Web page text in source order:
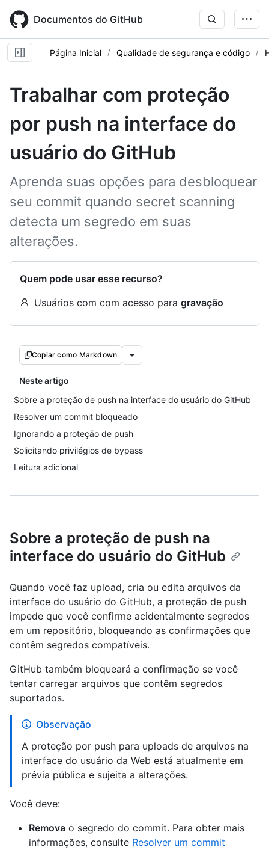
main
content
Documentos do GitHub
Página Inicial Qualidade de segurança e código
Trabalhar com proteção
por push na interface do
usuário do GitHub
Aprenda suas opções para desbloquear
seu commit quando secret scanning
detecta um segredo em suas
alterações.
Quem pode usar esse recurso?
Usuários com com acesso para gravação
Copiar como Markdown
Neste artigo
Sobre a proteção de push na interface do usuário do GitHub
Resolver um commit bloqueado
Ignorando a proteção de push
Solicitando privilégios de bypass
Leitura adicional
Sobre a proteção de push na
interface do usuário do GitHub
Quando você faz upload, cria ou edita arquivos da
interface do usuário do GitHub, a proteção de push
impede que você confirme acidentalmente segredos
em um repositório, bloqueando as confirmações que
contêm segredos compatíveis.
GitHub também bloqueará a confirmação se você
tentar carregar arquivos que contêm segredos
suportados.
Observação
A proteção por push para uploads de arquivos na
interface do usuário da Web está atualmente em
prévia pública e sujeita a alterações.
Você deve:
Remova o segredo do commit. Para obter mais
informações, consulte Resolver um commit